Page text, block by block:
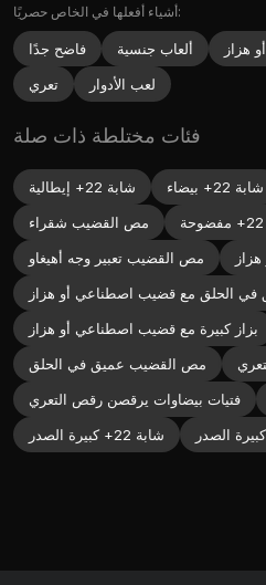
أشياء أفعلها في الخاص حصريًا:
فاضح جدًا ألعاب جنسية هزاز
تعري
لعب الأدوار
فئات مختلطة ذات صلة
شابة 22+ إيطالية شابة 22+ بيضاء
مص القضيب شقراء
مص القضيب تعبير وجه أهيغاو
في الحلق مع قضيب اصطناعي أو هزاز
بزاز كبيرة مع قضيب اصطناعي أو هزاز
مص القضيب عميق في الحلق
فتيات بيضاوات يرقصن رقص التعري
شابة 22+ كبيرة الصدر
الصدر